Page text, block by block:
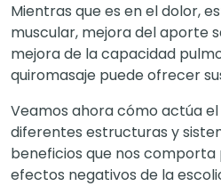
Mientras que es en el dolor,
muscular, mejora del aporte
mejora de la capacidad
quiromasaje puede ofrecer
Veamos ahora cómo actúa
diferentes estructuras y
beneficios que nos comporta
efectos negativos de la